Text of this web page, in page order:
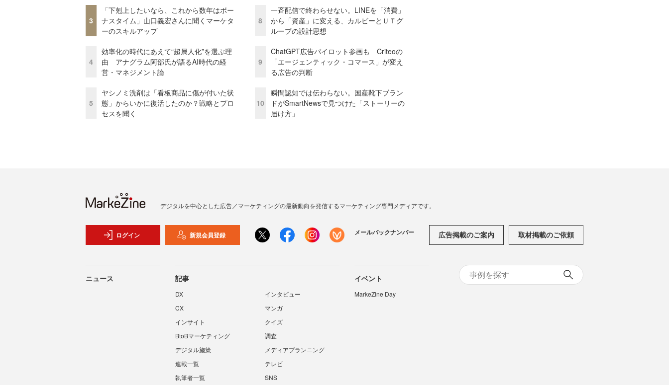
3
「下剋上したいなら、これから数年はボー
ナスタイム」山口義宏さんに聞くマーケタ
ーのスキルアップ
4
効率化の時代にあえて“超属人化”を選ぶ理
由 アナグラム阿部氏が語るAI時代の経
営・マネジメント論
5
ヤシノミ洗剤は「看板商品に傷が付いた状
態」からいかに復活したのか？戦略とプロ
セスを聞く
8
一斉配信で終わらせない。LINEを「消費」
から「資産」に変える、カルビーとＵＴグ
ループの設計思想
9
ChatGPT広告パイロット参画も Criteoの
「エージェンティック・コマース」が変え
る広告の判断
10
瞬間認知では伝わらない。国産靴下ブラン
ドがSmartNewsで見つけた「ストーリーの
届け方」
デジタルを中心とした広告／マーケティングの最新動向を発信するマーケティング専門メディアです。
ログイン 新規会員登録 メールバックナンバー 広告掲載のご案内 取材掲載のご依頼
ニュース 記事
DX
インタビュー
CX
マンガ
インサイト
クイズ
BtoBマーケティング
調査
デジタル施策
メディアプランニング
連載一覧
テレビ
執筆者一覧
SNS
イベント
MarkeZine Day